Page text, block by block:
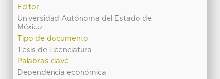
Editor
Universidad Autónoma del Estado de
México
Tipo de documento
Tesis de Licenciatura
Palabras clave
Dependencia económica